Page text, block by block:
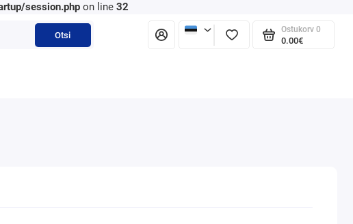
session.php on line 32
Otsi
Ostukorv 0
0.00€